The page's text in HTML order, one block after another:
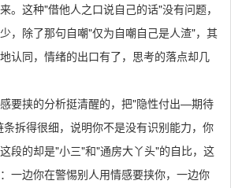
。这种"借他人之口说自己的话"没有问题，
，除了那句自嘲"仅为自嘲自己是人渣"，其
认同，情绪的出口有了，思考的落点却几
要挟的分析挺清醒的，把"隐性付出—期待
拆得很细，说明你不是没有识别能力，你
段的却是"小三"和"通房大丫头"的自比，这
一边你在警惕别人用情感要挟你，一边你